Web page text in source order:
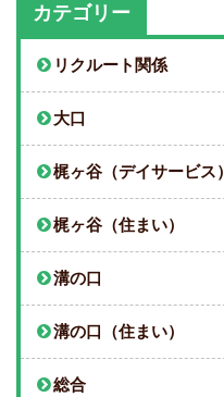
カテゴリー
リクルート関係
大口
梶ヶ谷（デイサービス）
梶ヶ谷（住まい）
溝の口
溝の口（住まい）
総合